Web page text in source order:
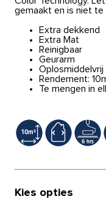
gemaakt en is niet te
Extra dekkend
Extra Mat
Reinigbaar
Geurarm
Oplosmiddelvrij
Rendement:
Te mengen in
Kies opties